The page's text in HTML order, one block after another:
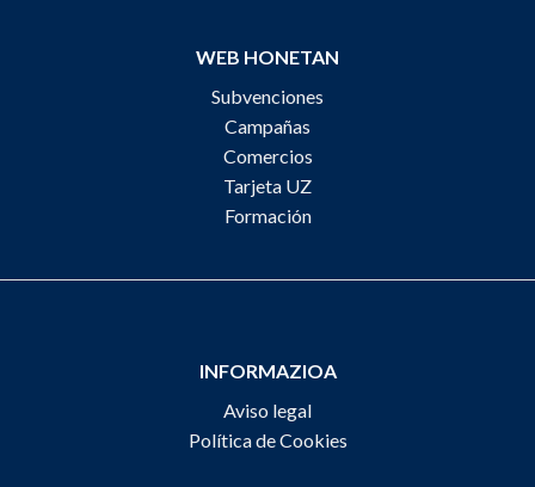
WEB HONETAN
Subvenciones
Campañas
Comercios
Tarjeta UZ
Formación
INFORMAZIOA
Aviso legal
Política de Cookies